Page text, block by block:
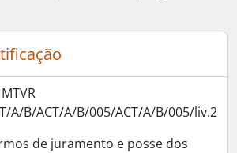
A/B/ACT/A/B/005/ACT/A/B/005/liv.2
de juramento e posse dos